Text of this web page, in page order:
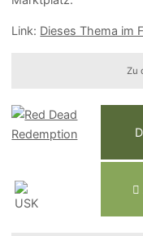
Link: Dieses Thema im
Zu